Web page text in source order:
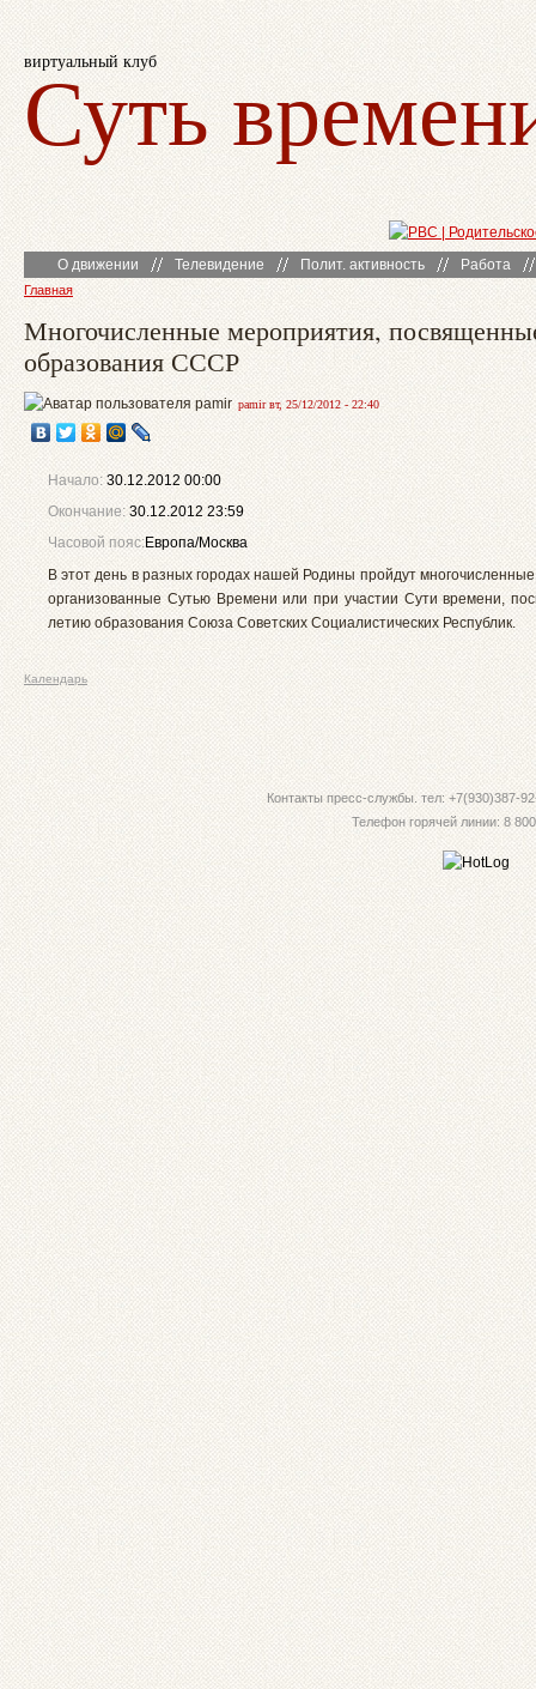
виртуальный клуб
Суть
О движении Телевидение Полит. активность Работа
Главная
Многочисленные мероприятия,
образования СССР
pamir вт, 25/12/2012 - 22:40
Начало:30.12.2012 00:00
Окончание: 30.12.2012 23:59
Часовой пояс:Европа/Москва
В этот день в разных городах нашей Родины пройдут
организованные Сутью Времени или при участии Сути времени,
летию образования Союза Советских Социалистических Республик.
Календарь
Контакты пресс-службы. тел: +7(930)387-
Телефон горячей линии: 8